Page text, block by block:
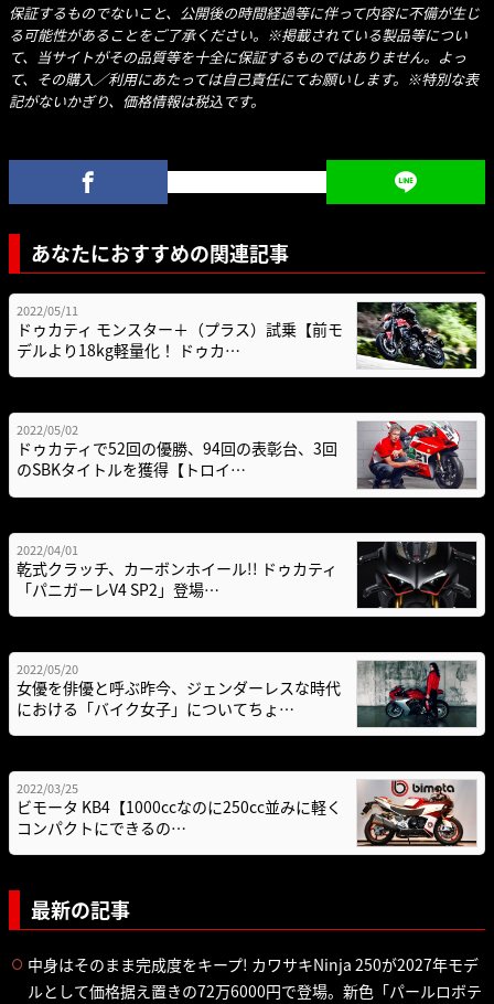
保証するものでないこと、公開後の時間経過等に伴って内容に不備が生じ
る可能性があることをご了承ください。※掲載されている製品等につい
て、当サイトがその品質等を十全に保証するものではありません。よっ
て、その購入／利用にあたっては自己責任にてお願いします。※特別な表
記がないかぎり、価格情報は税込です。
あなたにおすすめの関連記事
2022/05/11
ドゥカティ モンスター＋（プラス）試乗【前モ
デルより18kg軽量化！ ドゥカ…
2022/05/02
ドゥカティで52回の優勝、94回の表彰台、3回
のSBKタイトルを獲得【トロイ…
2022/04/01
乾式クラッチ、カーボンホイール!! ドゥカティ
「パニガーレV4 SP2」登場…
2022/05/20
女優を俳優と呼ぶ昨今、ジェンダーレスな時代
における「バイク女子」についてちょ…
2022/03/25
ビモータ KB4【1000ccなのに250cc並みに軽く
コンパクトにできるの…
最新の記事
中身はそのまま完成度をキープ! カワサキNinja 250が2027年モデ
ルとして価格据え置きの72万6000円で登場。新色「パールロボテ